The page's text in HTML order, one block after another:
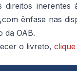
direitos inerentes
ênfase nas
da OAB.
o livreto,